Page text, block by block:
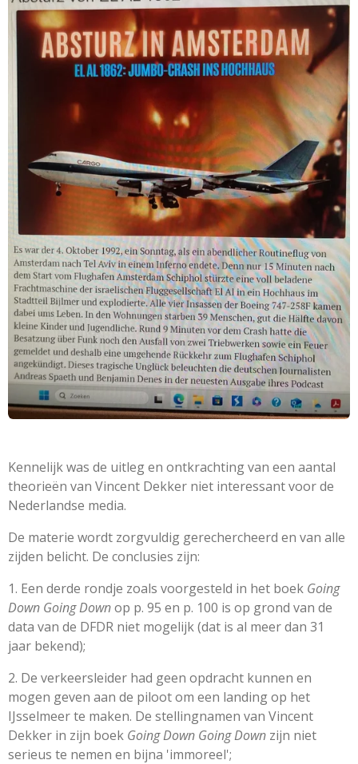
Kennelijk was de uitleg en ontkrachting van een aantal
theorieën van Vincent Dekker niet interessant voor de
Nederlandse media.
De materie wordt zorgvuldig gerechercheerd en van alle
zijden belicht. De conclusies zijn:
1. Een derde rondje zoals voorgesteld in het boek Going
Down Going Downop p. 95 en p. 100 is op grond van de
data van de DFDR niet mogelijk (dat is al meer dan 31
jaar bekend);
2. De verkeersleider had geen opdracht kunnen en
mogen geven aan de piloot om een landing op het
IJsselmeer te maken. De stellingnamen van Vincent
Dekker in zijn boek Going Down Going Down zijn niet
serieus te nemen en bijna 'immoreel';